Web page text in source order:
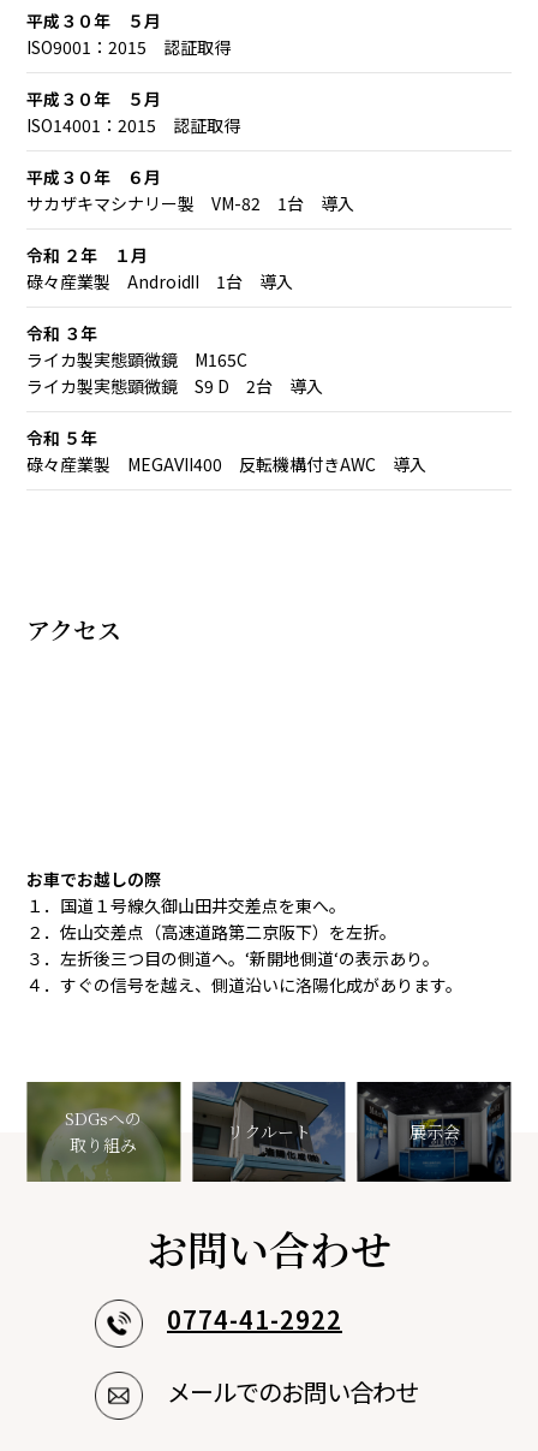
平成３０年 ５月
ISO9001：2015 認証取得
平成３０年 ５月
ISO14001：2015 認証取得
平成３０年 ６月
サカザキマシナリー製 VM-82 1台 導入
令和 ２年 １月
碌々産業製 AndroidⅡ 1台 導入
令和 ３年
ライカ製実態顕微鏡 M165C
ライカ製実態顕微鏡 S9 D 2台 導入
令和 ５年
碌々産業製 MEGAⅦ400 反転機構付きAWC 導入
アクセス
お車でお越しの際
１．国道１号線久御山田井交差点を東へ。
２．佐山交差点（高速道路第二京阪下）を左折。
３．左折後三つ目の側道へ。‘新開地側道‘の表示あり。
４．すぐの信号を越え、側道沿いに洛陽化成があります。
SDGsへの
取り組み
リクルート 展示会
お問い合わせ
0774-41-2922
メールでのお問い合わせ